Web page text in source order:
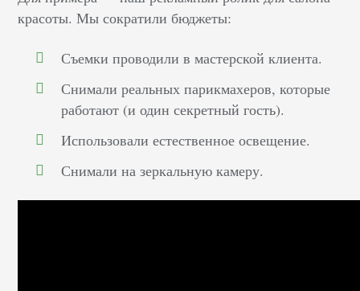
красоты. Мы сократили бюджеты:
Съемки проводили в мастерской клиента.
Снимали реальных парикмахеров, которые
работают (и один секретный гость).
Использовали естественное освещение.
Снимали на зеркальную камеру.